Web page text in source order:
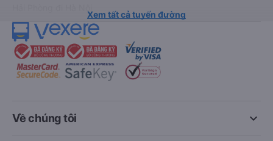
Xem tất cả tuyến đường
keyboard_arrow_down
Về chúng tôi